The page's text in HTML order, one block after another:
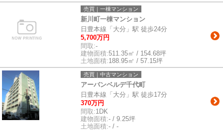
売買｜一棟マンション
新川町一棟マンション
日豊本線「大分」駅 徒歩24分
5,700万円
間取:-
建物面積:511.35㎡ / 154.68坪
土地面積:188.95㎡ / 57.15坪
売買｜中古マンション
アーバンベルデ千代町
日豊本線「大分」駅 徒歩17分
370万円
間取:1DK
建物面積:- / 9.25坪
土地面積:- / -